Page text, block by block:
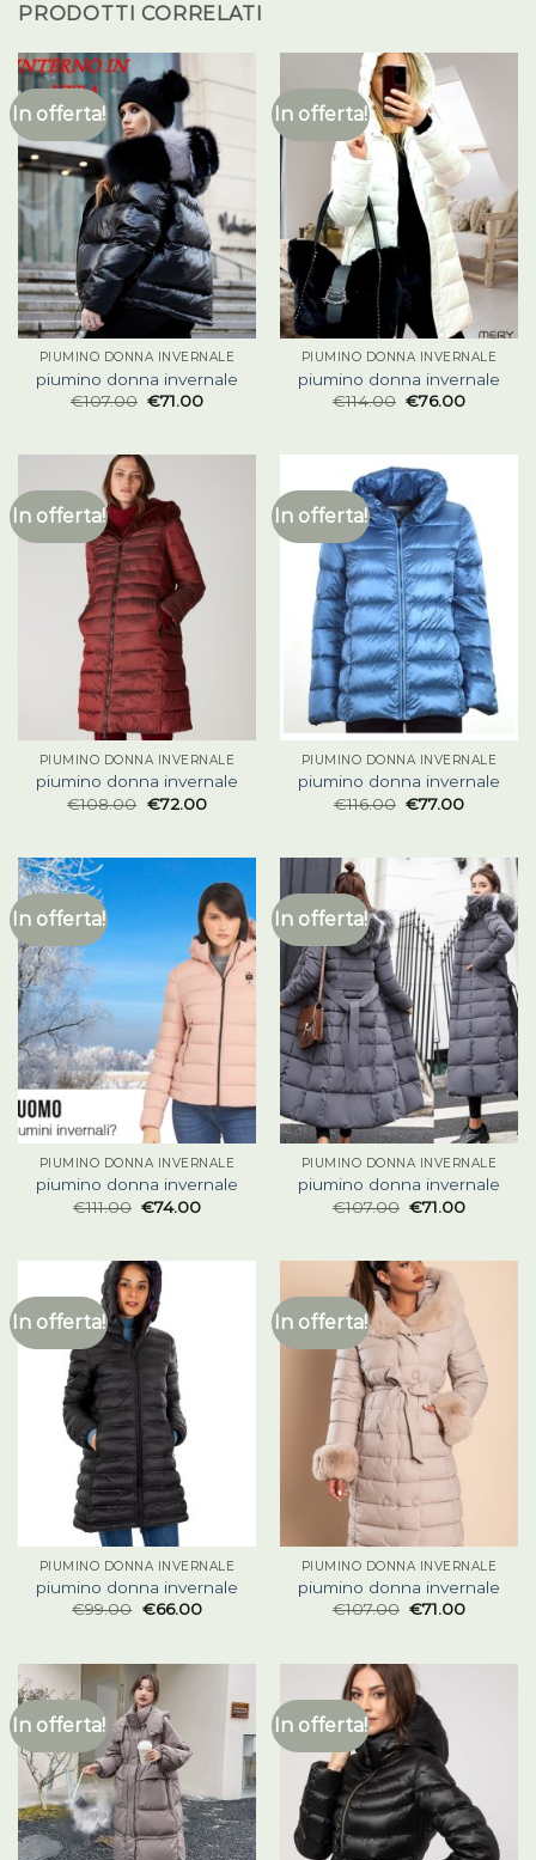
PRODOTTI CORRELATI
In offerta!
PIUMINO DONNA INVERNALE
piumino donna invernale
€107.00 €71.00
In offerta!
PIUMINO DONNA INVERNALE
piumino donna invernale
€114.00 €76.00
In offerta!
PIUMINO DONNA INVERNALE
piumino donna invernale
€108.00 €72.00
In offerta!
PIUMINO DONNA INVERNALE
piumino donna invernale
€116.00 €77.00
In offerta!
PIUMINO DONNA INVERNALE
piumino donna invernale
€111.00 €74.00
In offerta!
PIUMINO DONNA INVERNALE
piumino donna invernale
€107.00 €71.00
In offerta!
PIUMINO DONNA INVERNALE
piumino donna invernale
€99.00 €66.00
In offerta!
PIUMINO DONNA INVERNALE
piumino donna invernale
€107.00 €71.00
In offerta! In offerta!